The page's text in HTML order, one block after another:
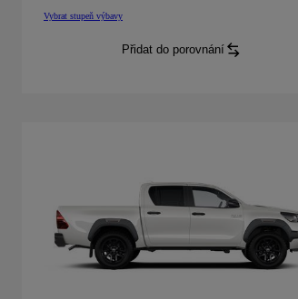
Hilux Live Double Cab
Vybrat stupeň výbavy
Přidat do porovnání